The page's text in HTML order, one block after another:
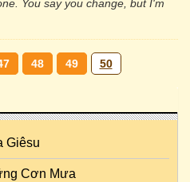
You say you change, but I'm
48 49 50
Giêsu
Cơn Mưa